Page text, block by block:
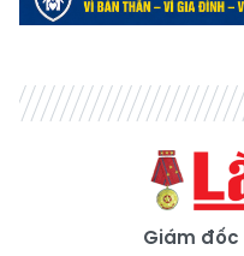
Giám đốc